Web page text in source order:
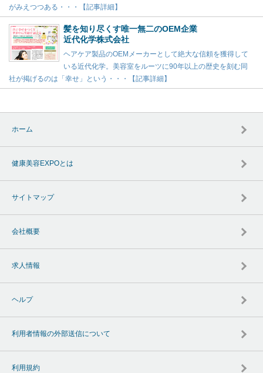
がみえつつある・・・【記事詳細】
髪を知り尽くす唯一無二のOEM企業
近代化学株式会社
ヘアケア製品のOEMメーカーとして絶大な信頼を獲得して
いる近代化学。美容室をルーツに90年以上の歴史を刻む同
社が掲げるのは「幸せ」という・・・【記事詳細】
ホーム
健康美容EXPOとは
サイトマップ
会社概要
求人情報
ヘルプ
利用者情報の外部送信について
利用規約